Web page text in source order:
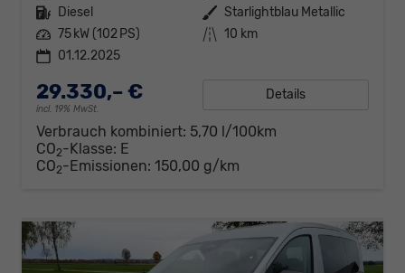
Kraftstoff Diesel Außenfarbe Starlightblau Metallic
Leistung 75 kW (102 PS) Kilometerstand 10 km
01.12.2025
29.330,– €
incl. 19% MwSt.
Details
Verbrauch kombiniert: 5,70 l/100km
CO2-Klasse: E
CO2-Emissionen: 150,00 g/km